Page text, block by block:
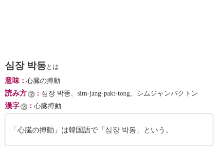
심장 박동とは
意味： 心臓の搏動
読み方 ： 심장 박똥、sim-jang-pakt-tong、シムジャンパクトン
漢字 ： 心臓搏動
「心臓の搏動」は韓国語で「심장 박동」という。